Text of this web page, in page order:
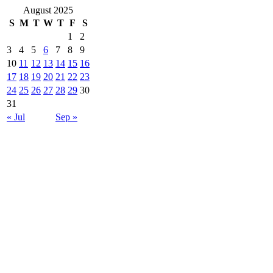
August 2025
S M T W T F S
« Jul Sep »
1
2
3
4 5 6 7 8
9
10 11 12 13 14 15 16
17 18 19 20 21 22 23
24 25 26 27 28 29 30
31